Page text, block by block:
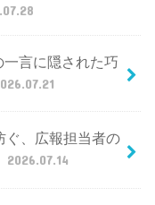
一言に隠された巧
ぐ、広報担当者の
2026.07.14